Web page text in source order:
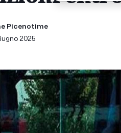
Picenotime
2025